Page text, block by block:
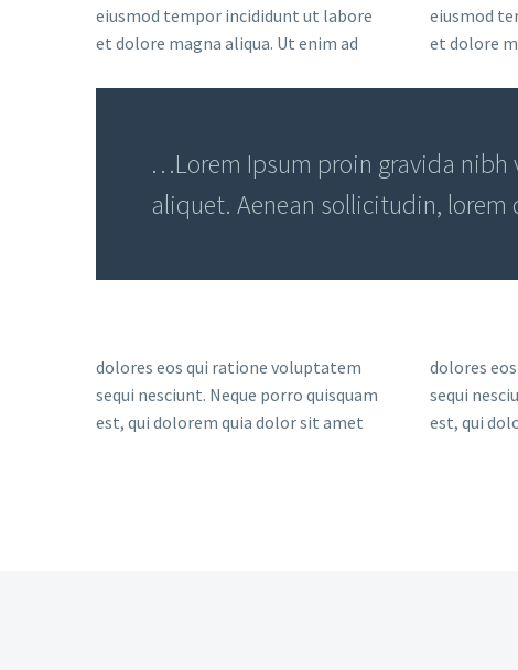
eiusmod tempor incididunt ut labore
et dolore magna aliqua. Ut enim ad
eiusmod
et dolore
…Lorem Ipsum proin gravida nibh
aliquet. Aenean sollicitudin, lorem
dolores eos qui ratione voluptatem
sequi nesciunt. Neque porro quisquam
est, qui dolorem quia dolor sit amet
dolores
sequi
est, qui